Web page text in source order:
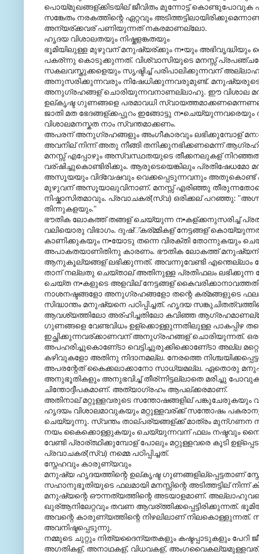
പൊയ്മുഖങ്ങള്ക്കിടയില് ജീവിതം മുന്നോട്ട് കൊണ്ടുപോവുക
സങ്കേതം നരകത്തിന്റെ ഏറ്റവും
അന്യര്ക്കവര് പണിയുന്നത് നകരമാണല്ലോ.
ഹൃദയ വിശാലതയും നിഷ്കളങ്കതയും
ഭൂമിയിലുള്ള മുഴുവന് മനുഷ്യര്ക്കും ന•യും അഭിവൃദ്ധിയും
പകര്ന്നു കൊടുക്കുന്നത്. വിശ്വാസിയുടെ മനസ്സ്
സകലവസ്തുക്കളെയും സൃഷ്ടിച്ച് പരിപാലിക്കുന്നവന്
അനുസരിക്കുന്നവരും നിഷേധിക്കുന്നവരുമുണ്ട്.
അനുഗ്രഹങ്ങള് ചൊരിയുന്നവനാണല്ലാഹു. ഈ വിശാല
ഉല്കൃഷ്ട ഗുണങ്ങളെ പരമാവധി
ജാതി മത ഭേദങ്ങള്ക്കപ്പുറം ഇങ്ങോട്ടു
വിശാലമനസ്കത നാം സ്വന്തമാക്കണം.
അപരന് അനുഗ്രഹങ്ങളും അംഗീകാരവും ലഭിക്കുമ്പോള്
അവനില് നിന്ന് അതു നീങ്ങി തനിക്കുനഭിക്കണമെന്ന്
മനസ്സ് എപ്പോഴും അസ്വസ്ഥതയുടെ തീക്കനലുകള്
വര്ഷിച്ചുകൊണ്ടിരിക്കും. ആരുടെയെങ്കിലും
അസൂയയും വിദ്വേഷവും വെക്കപ്പെടുന്നവനും അതുകൊണ്ട്
മുഴുവന് അസൂയാലുവിനാണ്. മനസ്സ് എരിഞ്ഞു
നിഷ്കാസിതമാവും. പ്രവാചകര്(സ്വ) ഒരിക്കല് പറഞ്ഞു:
തിന്നുകളയും.''
ഭൗതിക ലോകത്ത് തങ്ങള് ചെയ്യുന്ന ന•കള്ക്കനുസരിച്ച്
വലിയൊരു വിഭാഗം. ദുഷ്്കര്മ്മികള് നേട്ടങ്ങള്
കാണിക്കുകയും ന•യോടു തന്നെ വിരക്തി തോന്നുകയും
അപാകതയാണിതിനു കാരണം. ഭൗതിക ലോകത്ത്
ആനുകൂല്യങ്ങള് ലഭിക്കുന്നത്. അവന്നുവേണ്ടി എന്തെല്ലാം
താന് നല്ലതു ചെയ്താല് അതിനുള്ള പ്രതിഫലം
ചെയ്ത ന•കളുടെ അളവില് നേട്ടങ്ങള്
നാശനഷ്ടങ്ങളോ അനുഗ്രഹങ്ങളോ തന്റെ കര്മങ്ങളുടെ
സിദ്ധാന്തം മനുഷ്യനെ പഠിപ്പിച്ചത്. ഹൃദയ
ആവശ്യത്തിലോ അര്ഹിച്ചതിലോ കവിഞ്ഞ
ഗുണങ്ങളെ വേണ്ടവിധം ഉള്ക്കൊള്ളുന്നതിലുള്ള പാകപ്പിഴ
ഇച്ഛിക്കുന്നവര്ക്കാണവന് അനുഗ്രഹങ്ങള് ചൊരിയുന്നത്.
അപഹരിച്ചുകൊണേ്ടാ വെട്ടിച്ചുരുക്കിക്കൊണേ്ടാ അല്ല
കഴിവുകളോ അതിനു നിദാനമല്ല. നേരത്തെ
അപരന്റേത് കൈക്കലാക്കാനോ സാധ്യമല്ല. ഏതൊരു
അനുഭൂതികളും അനുഭവിച്ച് തീര്ന്നിട്ടല്ലാതെ മരിച്ചു
ചിന്തോദ്ദീപകമാണ്. അത്യാഗ്രഹം ആപല്ക്കരമാണ്.
അതിനാല് മറ്റുള്ളവരുടെ സന്തോഷങ്ങളില് പങ്കുചേരുകയും
ഹൃദയം വിശാലമാവുകയും മറ്റുള്ളവര്ക്ക് സന്തോഷം
ചെയ്യുന്നു. സ്വന്തം താല്പര്യങ്ങള്ക്ക് മാത്രം മുന്ഗണന
നയം കൈക്കൊള്ളുകയും ചെയ്യുന്നവന് ഫലം നഷ്ടവും
വേണ്ടി പ്രാര്ത്ഥിക്കുമ്പോള് പോലും മറ്റുള്ളവരെ കൂടി
പ്രവാചകര്(സ്വ) നമ്മെ പഠിപ്പിച്ചത്.
സ്നേഹവും കാരുണ്യവും
മനുഷ്യ ഹൃദയത്തിന്റെ ഉല്കൃഷ്ട ഗുണങ്ങളില്പ്പെട്ടതാണ്
സഹാനുഭൂതിയുടെ ഫലമായി മനസ്സിന്റെ അടിത്തട്ടില്
മനുഷ്യന്റെ ഔന്നത്യത്തിന്റെ അടയാളമാണ്.
ഖുര്ആനിലേറ്റവും തവണ ആവര്ത്തിക്കപ്പെട്ടിരിക്കുന്നത്.
അവന്റെ കാരുണ്യത്തിന്റെ നിഴലിലാണ്
അവനിഷ്ടപ്പെടുന്നു.
നമ്മുടെ ചുറ്റും നിത്യദൈന്യതകളും കഷ്ടപ്പാടുകളും പേറി
അഗതികള്, അനാഥകള്, വിധവകള്, അംഗവൈകല്യമുള്ളവര്,